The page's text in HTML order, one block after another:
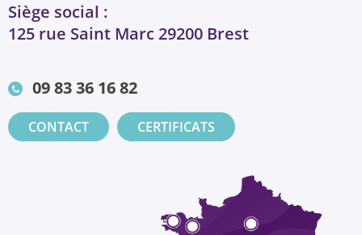
Siège social :
125 rue Saint Marc 29200 Brest
09 83 36 16 82
CONTACT CERTIFICATS